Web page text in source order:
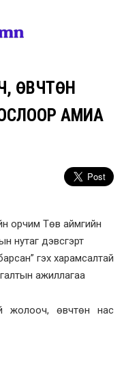
ӨВЧТӨН
АМИА
орчим Төв аймгийн
нутаг дэвсгэрт
гэх харамсалтай
ажиллагаа
жолооч, өвчтөн нас